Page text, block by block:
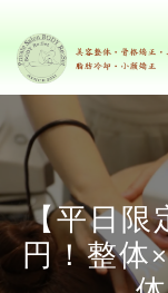
【平日
円！整体